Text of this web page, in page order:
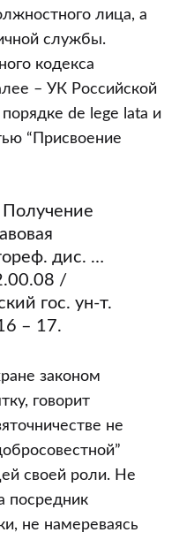
лица, а
службы.
кодекса
– УК Российской
de lege lata и
“Присвоение
дис. …
/
гос. ун-т.
– 17.
законом
говорит
не
своей роли. Не
посредник
не намереваясь